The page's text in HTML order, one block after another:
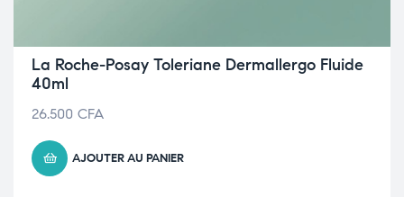
La Roche-Posay Toleriane Dermallergo Fluide
40ml
26.500 CFA
AJOUTER AU PANIER